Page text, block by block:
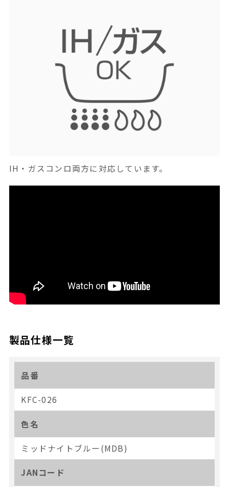
IH・ガスコンロ両方に対応しています。
製品仕様一覧
品番
KFC-026
色名
ミッドナイトブルー(MDB)
JANコード